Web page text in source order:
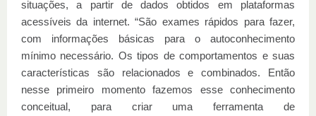
situações, a partir de dados obtidos em plataformas
acessíveis da internet. “São exames rápidos para fazer,
com informações básicas para o autoconhecimento
mínimo necessário. Os tipos de comportamentos e suas
características são relacionados e combinados. Então
nesse primeiro momento fazemos esse conhecimento
conceitual, para criar uma ferramenta de